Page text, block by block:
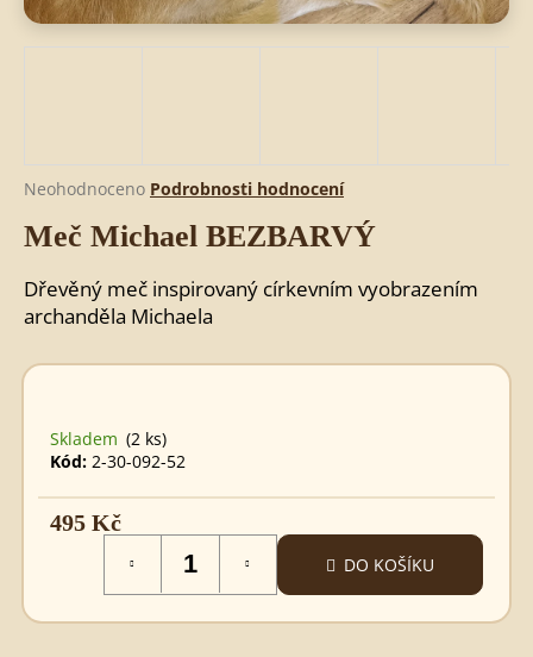
Průměrné
produktu
0,0
z
5
Neohodnoceno Podrobnosti hodnocení
Meč Michael BEZBARVÝ
Dřevěný meč inspirovaný církevním vyobrazením
archanděla Michaela
Skladem (2 ks)
Kód: 2-30-092-52
495 Kč
DO KOŠÍKU
D
p
r
u
u
290